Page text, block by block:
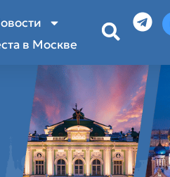
в Москве